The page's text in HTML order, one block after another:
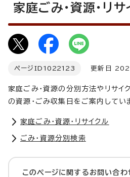
家庭ごみ・資源・リサ
ページID 1022123 更新日
家庭ごみ・資源の分別方法やリサイ
の資源・ごみ収集日をご案内してい
家庭ごみ・資源・リサイクル
ごみ・資源分別検索
このページに関する お問い合わ